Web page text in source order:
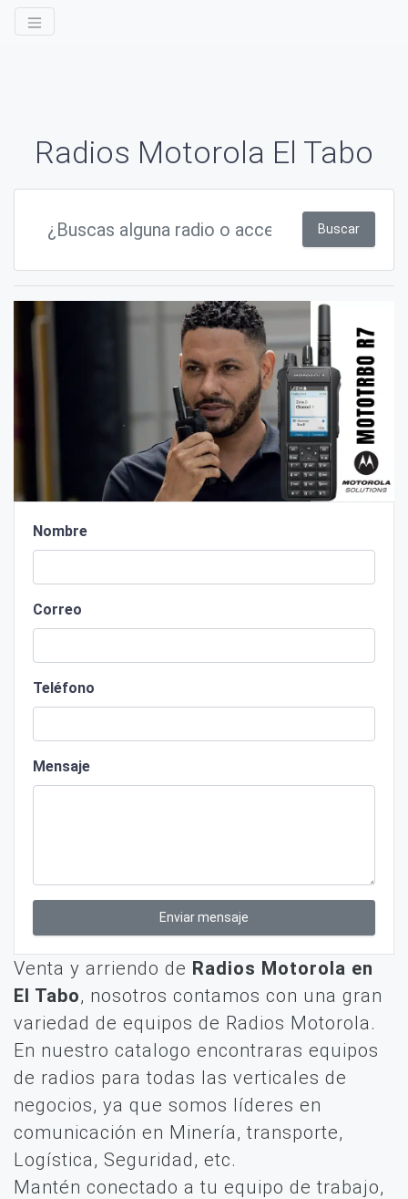
Radios Motorola El Tabo
Buscar
Nombre
Correo
Teléfono
Mensaje
Enviar mensaje
Venta y arriendo de Radios Motorola en
El Tabo, nosotros contamos con una gran
variedad de equipos de Radios Motorola.
En nuestro catalogo encontraras equipos
de radios para todas las verticales de
negocios, ya que somos líderes en
comunicación en Minería, transporte,
Logística, Seguridad, etc.
Mantén conectado a tu equipo de trabajo,